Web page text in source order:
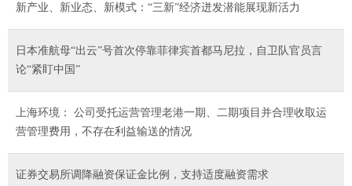
新产业、新业态、新模式：“三新”经济迸发潜能展现新活力
日本准航母“出云”号首次停靠菲律宾首都马尼拉，自卫队官员言
论“紧盯中国”
上海环境： 公司受托运营管理老港一期、二期项目并合理收取运
营管理费用，不存在利益输送的情况
证券交易所调降融资保证金比例，支持适度融资需求